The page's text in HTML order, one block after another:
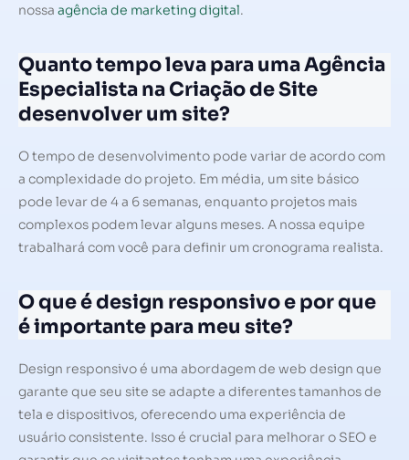
nossa agência de marketing digital.
Quanto tempo leva para uma Agência
Especialista na Criação de Site
desenvolver um site?
O tempo de desenvolvimento pode variar de acordo com
a complexidade do projeto. Em média, um site básico
pode levar de 4 a 6 semanas, enquanto projetos mais
complexos podem levar alguns meses. A nossa equipe
trabalhará com você para definir um cronograma realista.
O que é design responsivo e por que
é importante para meu site?
Design responsivo é uma abordagem de web design que
garante que seu site se adapte a diferentes tamanhos de
tela e dispositivos, oferecendo uma experiência de
usuário consistente. Isso é crucial para melhorar o SEO e